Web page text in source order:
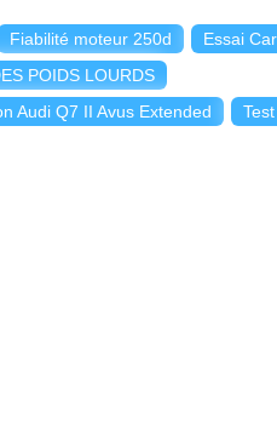
Fiabilité moteur 250d
Essai
POIDS LOURDS
Audi Q7 II Avus Extended